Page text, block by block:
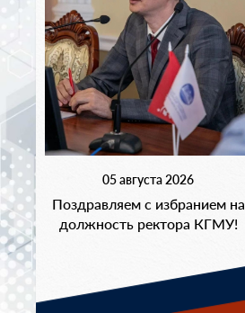
05 августа 2026
Поздравляем с избранием на
должность ректора КГМУ!